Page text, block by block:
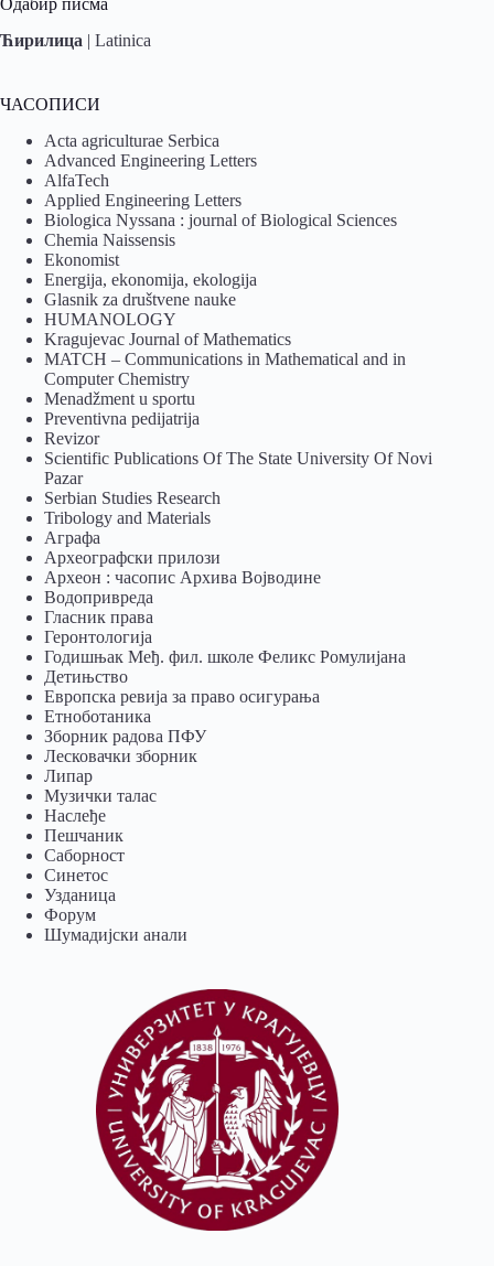
Одабир писма
Ћирилица | Latinica
ЧАСОПИСИ
Acta agriculturae Serbica
Advanced Engineering Letters
AlfaTech
Applied Engineering Letters
Biologica Nyssana : journal of Biological Sciences
Chemia Naissensis
Ekonomist
Energija, ekonomija, ekologija
Glasnik za društvene nauke
HUMANOLOGY
Kragujevac Journal of Mathematics
MATCH – Communications in Mathematical and in
Computer Chemistry
Menadžment u sportu
Preventivna pedijatrija
Revizor
Scientific Publications Of The State University Of Novi
Pazar
Serbian Studies Research
Tribology and Materials
Аграфа
Археографски прилози
Археон : часопис Архива Војводине
Водопривреда
Гласник права
Геронтологија
Годишњак Међ. фил. школе Феликс Ромулијана
Детињство
Европска ревија за право осигурања
Eтноботаника
Зборник радова ПФУ
Лесковачки зборник
Липар
Музички талас
Наслеђе
Пешчаник
Саборност
Синетос
Узданица
Форум
Шумадијски анали